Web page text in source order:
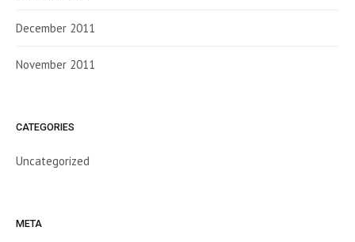
December 2011
November 2011
CATEGORIES
Uncategorized
META